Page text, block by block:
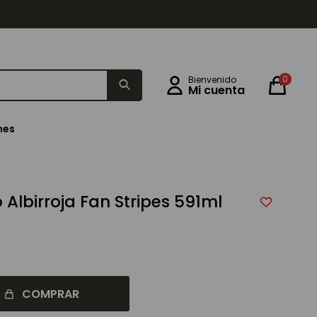
0
Fan Stripes 591ml
COMPRAR